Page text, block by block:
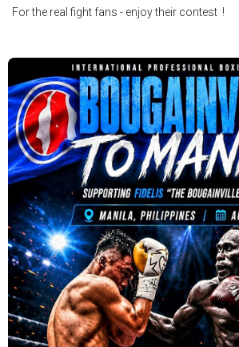
For the real fight fans - enjoy their contest !